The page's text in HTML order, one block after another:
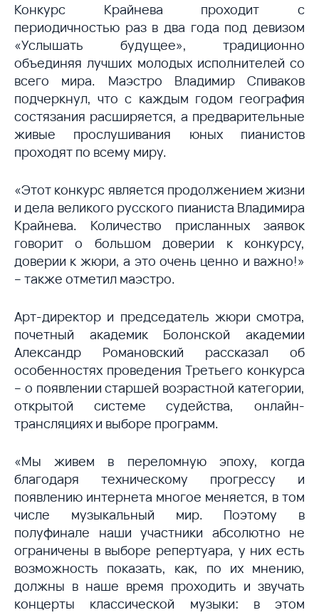
Конкурс Крайнева проходит с
периодичностью раз в два года под девизом
«Услышать будущее», традиционно
объединяя лучших молодых исполнителей со
всего мира. Маэстро Владимир Спиваков
подчеркнул, что с каждым годом география
состязания расширяется, а предварительные
живые прослушивания юных пианистов
проходят по всему миру.
«Этот конкурс является продолжением жизни
и дела великого русского пианиста Владимира
Крайнева. Количество присланных заявок
говорит о большом доверии к конкурсу,
доверии к жюри, а это очень ценно и важно!»
– также отметил маэстро.
Арт-директор и председатель жюри смотра,
почетный академик Болонской академии
Александр Романовский рассказал об
особенностях проведения Третьего конкурса
– о появлении старшей возрастной категории,
открытой системе судейства, онлайн-
трансляциях и выборе программ.
«Мы живем в переломную эпоху, когда
благодаря техническому прогрессу и
появлению интернета многое меняется, в том
числе музыкальный мир. Поэтому в
полуфинале наши участники абсолютно не
ограничены в выборе репертуара, у них есть
возможность показать, как, по их мнению,
должны в наше время проходить и звучать
концерты классической музыки: в этом